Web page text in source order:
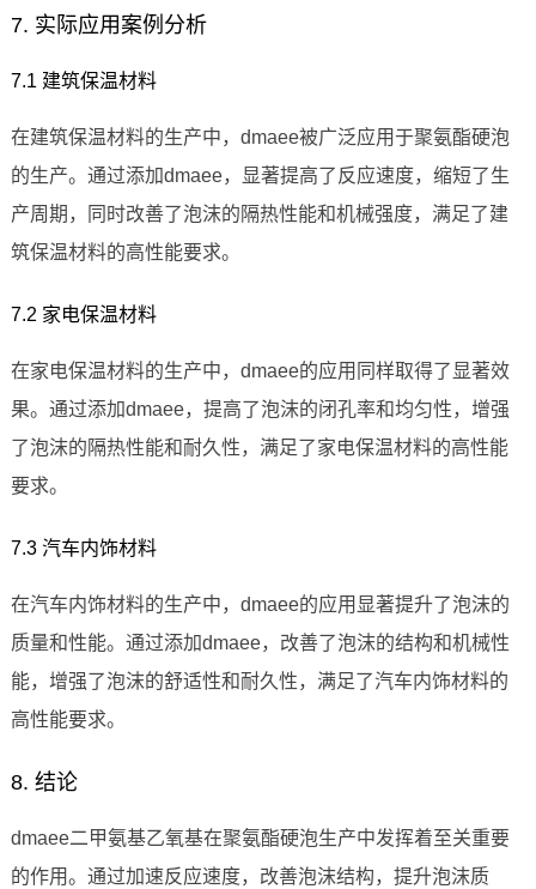
7. 实际应用案例分析
7.1 建筑保温材料
在建筑保温材料的生产中，dmaee被广泛应用于聚氨酯硬泡
的生产。通过添加dmaee，显著提高了反应速度，缩短了生
产周期，同时改善了泡沫的隔热性能和机械强度，满足了建
筑保温材料的高性能要求。
7.2 家电保温材料
在家电保温材料的生产中，dmaee的应用同样取得了显著效
果。通过添加dmaee，提高了泡沫的闭孔率和均匀性，增强
了泡沫的隔热性能和耐久性，满足了家电保温材料的高性能
要求。
7.3 汽车内饰材料
在汽车内饰材料的生产中，dmaee的应用显著提升了泡沫的
质量和性能。通过添加dmaee，改善了泡沫的结构和机械性
能，增强了泡沫的舒适性和耐久性，满足了汽车内饰材料的
高性能要求。
8. 结论
dmaee二甲氨基乙氧基在聚氨酯硬泡生产中发挥着至关重要
的作用。通过加速反应速度，改善泡沫结构，提升泡沫质